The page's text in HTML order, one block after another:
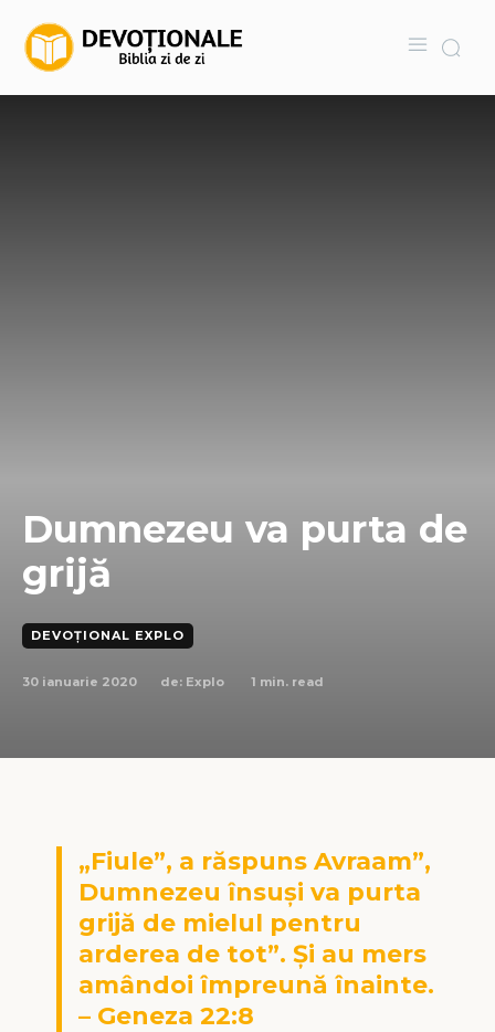
Dumnezeu va purta de
grijă
DEVOȚIONAL EXPLO
30 ianuarie 2020 de: Explo 1 min. read
„Fiule”, a răspuns Avraam”,
Dumnezeu însuși va purta
grijă de mielul pentru
arderea de tot”. Și au mers
amândoi împreună înainte.
– Geneza 22:8